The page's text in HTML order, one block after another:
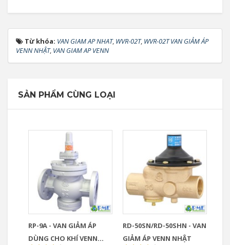
Từ khóa: VAN GIAM AP NHAT, WVR-02T, WVR-02T VAN GIẢM ÁP
VENN NHẬT, VAN GIAM AP VENN
SẢN PHẨM CÙNG LOẠI
RP-9A - VAN GIẢM ÁP
DÙNG CHO KHÍ VENN
RD-50SN/RD-50SHN - VAN
GIẢM ÁP VENN NHẬT